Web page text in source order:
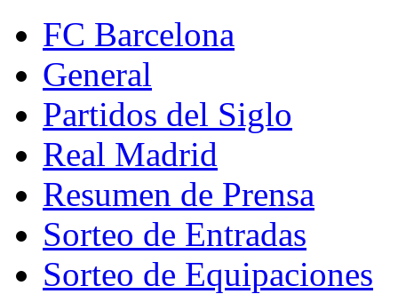
FC Barcelona
General
Partidos del Siglo
Real Madrid
Resumen de Prensa
Sorteo de Entradas
Sorteo de Equipaciones